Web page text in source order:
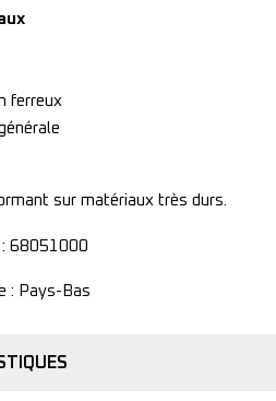
ferreux
sur matériaux très durs.
: 68051000
: Pays-Bas